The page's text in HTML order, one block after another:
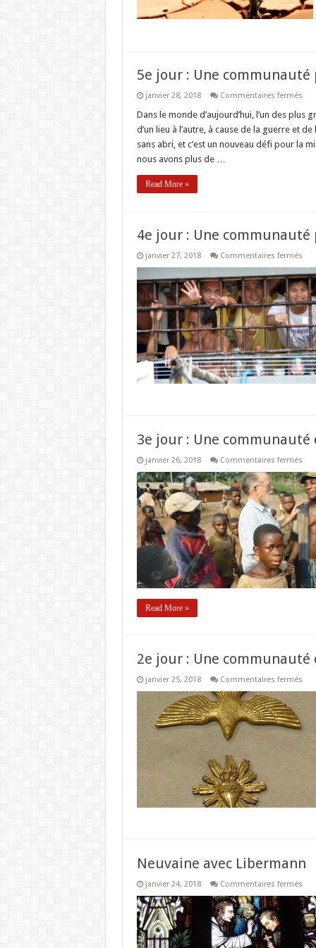
5e jour : Une communauté
janvier 28, 2018 Commentaires ferméssur
jour
Une
Dans le monde d’aujourd’hui, l’un des
d’un lieu à l’autre, à cause de la guerre et
sans abri, et c’est un nouveau défi pour la
nous avons plus de …
Read More »
4e jour : Une
janvier 27, 2018 Commentaires ferméssur
jour
:
Une
la
des
3e jour : Une communauté
janvier 26, 2018 Commentaires ferméssur
jour
:
Une
aux
Read More »
2e jour : Une communauté
janvier 25, 2018 Commentaires ferméssur
de
Neuvaine avec Libermann
janvier 24, 2018 Commentaires ferméssur